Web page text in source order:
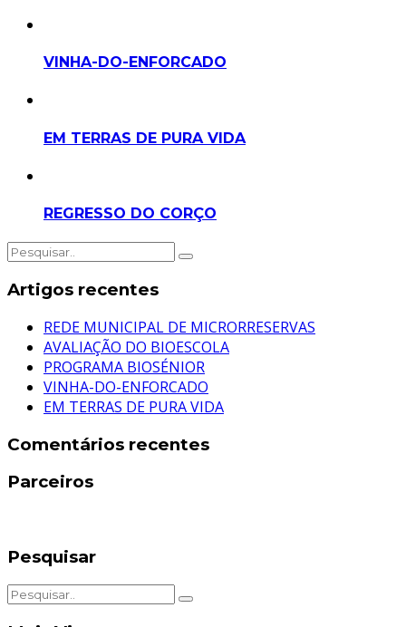
VINHA-DO-ENFORCADO
EM TERRAS DE PURA VIDA
REGRESSO DO CORÇO
Artigos recentes
REDE MUNICIPAL DE MICRORRESERVAS
AVALIAÇÃO DO BIOESCOLA
PROGRAMA BIOSÉNIOR
VINHA-DO-ENFORCADO
EM TERRAS DE PURA VIDA
Comentários recentes
Parceiros
Pesquisar